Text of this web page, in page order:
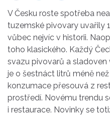
V Česku roste spotřeba
tuzemské pivovary uvařily
vůbec nejvíc v historii.
toho klasického. Každý
svazu pivovarů a sladoven
je o šestnáct litrů méně
konzumace přesouvá z
prostředí. Novému trendu
i restaurace. Novinky se